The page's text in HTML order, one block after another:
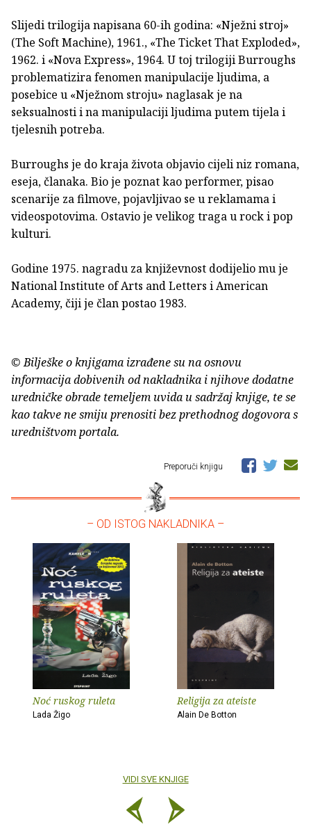
Slijedi trilogija napisana 60-ih godina: «Nježni stroj»
(The Soft Machine), 1961., «The Ticket That Exploded»,
1962. i «Nova Express», 1964. U toj trilogiji Burroughs
problematizira fenomen manipulacije ljudima, a
posebice u «Nježnom stroju» naglasak je na
seksualnosti i na manipulaciji ljudima putem tijela i
tjelesnih potreba.
Burroughs je do kraja života objavio cijeli niz romana,
eseja, članaka. Bio je poznat kao performer, pisao
scenarije za filmove, pojavljivao se u reklamama i
videospotovima. Ostavio je velikog traga u rock i pop
kulturi.
Godine 1975. nagradu za književnost dodijelio mu je
National Institute of Arts and Letters i American
Academy, čiji je član postao 1983.
© Bilješke o knjigama izrađene su na osnovu
informacija dobivenih od nakladnika i njihove dodatne
uredničke obrade temeljem uvida u sadržaj knjige, te se
kao takve ne smiju prenositi bez prethodnog dogovora s
uredništvom portala.
Preporuči knjigu
– OD ISTOG NAKLADNIKA –
Noć ruskog ruleta
Lada Žigo
Religija za ateiste
Alain De Botton
VIDI SVE KNJIGE